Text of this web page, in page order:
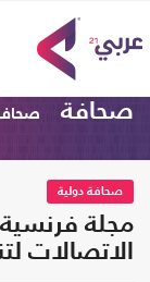
صحافة
صحافة دولية
مجلة
الاتصالات